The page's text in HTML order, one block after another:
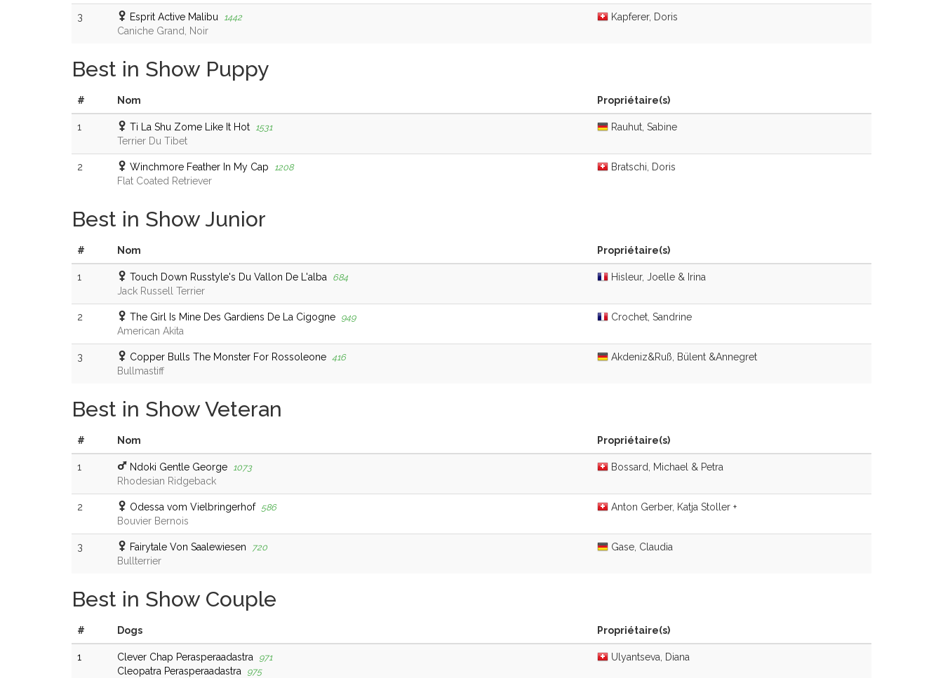
3 Esprit Active Malibu 1442
Caniche Grand, Noir
Kapferer, Doris
Best in Show Puppy
# Nom Propriétaire(s)
1 Ti La Shu Zome Like It Hot 1531
Terrier Du Tibet
Rauhut, Sabine
2 Winchmore Feather In My Cap 1208
Flat Coated Retriever
Bratschi, Doris
Best in Show Junior
# Nom Propriétaire(s)
1 Touch Down Russtyle's Du Vallon De L'alba 684
Jack Russell Terrier
Hisleur, Joelle & Irina
2 The Girl Is Mine Des Gardiens De La Cigogne 949
American Akita
Crochet, Sandrine
3 Copper Bulls The Monster For Rossoleone 416
Bullmastiff
Akdeniz&Ruß, Bülent &Annegret
Best in Show Veteran
# Nom Propriétaire(s)
1 Ndoki Gentle George 1073
Rhodesian Ridgeback
Bossard, Michael & Petra
2 Odessa vom Vielbringerhof 586
Bouvier Bernois
Anton Gerber, Katja Stoller +
3 Fairytale Von Saalewiesen 720
Bullterrier
Gase, Claudia
Best in Show Couple
# Dogs Propriétaire(s)
1 Clever Chap Perasperaadastra 971
Cleopatra Perasperaadastra 975
Ulyantseva, Diana